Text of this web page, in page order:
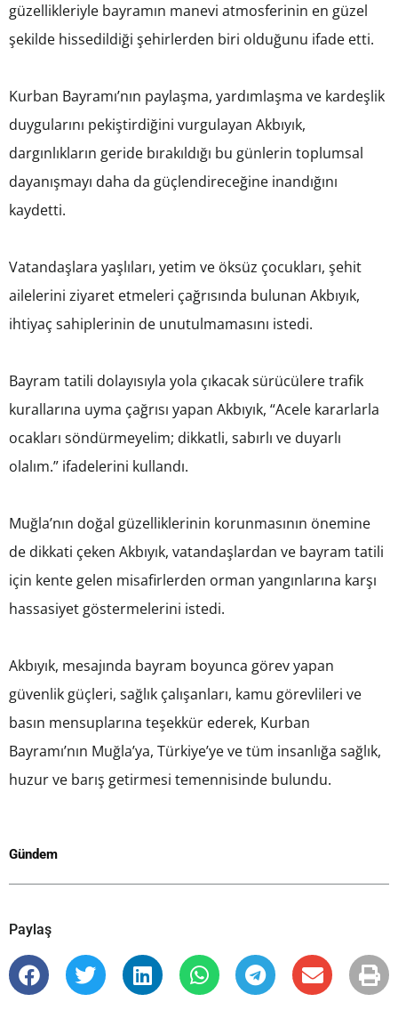
güzellikleriyle bayramın manevi atmosferinin en güzel
şekilde hissedildiği şehirlerden biri olduğunu ifade etti.
Kurban Bayramı’nın paylaşma, yardımlaşma ve kardeşlik
duygularını pekiştirdiğini vurgulayan Akbıyık,
dargınlıkların geride bırakıldığı bu günlerin toplumsal
dayanışmayı daha da güçlendireceğine inandığını
kaydetti.
Vatandaşlara yaşlıları, yetim ve öksüz çocukları, şehit
ailelerini ziyaret etmeleri çağrısında bulunan Akbıyık,
ihtiyaç sahiplerinin de unutulmamasını istedi.
Bayram tatili dolayısıyla yola çıkacak sürücülere trafik
kurallarına uyma çağrısı yapan Akbıyık, “Acele kararlarla
ocakları söndürmeyelim; dikkatli, sabırlı ve duyarlı
olalım.” ifadelerini kullandı.
Muğla’nın doğal güzelliklerinin korunmasının önemine
de dikkati çeken Akbıyık, vatandaşlardan ve bayram tatili
için kente gelen misafirlerden orman yangınlarına karşı
hassasiyet göstermelerini istedi.
Akbıyık, mesajında bayram boyunca görev yapan
güvenlik güçleri, sağlık çalışanları, kamu görevlileri ve
basın mensuplarına teşekkür ederek, Kurban
Bayramı’nın Muğla’ya, Türkiye’ye ve tüm insanlığa sağlık,
huzur ve barış getirmesi temennisinde bulundu.
Gündem
Paylaş